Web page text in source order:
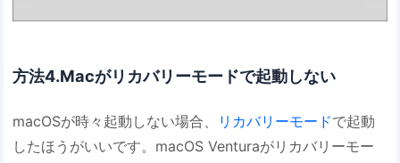
方法4.Macがリカバリーモードで起動しない
macOSが時々起動しない場合、 リカバリーモードで起動
したほうがいいです。macOS Venturaがリカバリーモー